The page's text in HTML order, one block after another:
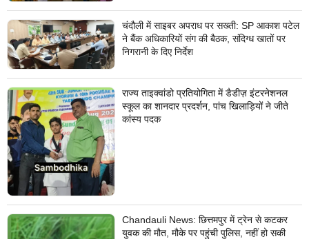
चंदौली में साइबर अपराध पर सख्ती: SP आकाश पटेल
ने बैंक अधिकारियों संग की बैठक, संदिग्ध खातों पर
निगरानी के दिए निर्देश
राज्य ताइक्वांडो प्रतियोगिता में डैडीज़ इंटरनेशनल
स्कूल का शानदार प्रदर्शन, पांच खिलाड़ियों ने जीते
कांस्य पदक
Chandauli News: छित्तमपुर में ट्रेन से कटकर
युवक की मौत, मौके पर पहुंची पुलिस, नहीं हो सकी